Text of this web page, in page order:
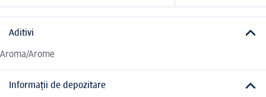
Aditivi
Aroma/Arome
Informații de depozitare